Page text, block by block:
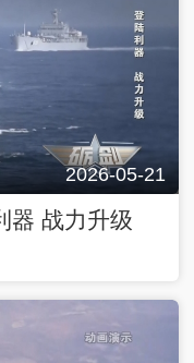
2026-05-21
器 战力升级